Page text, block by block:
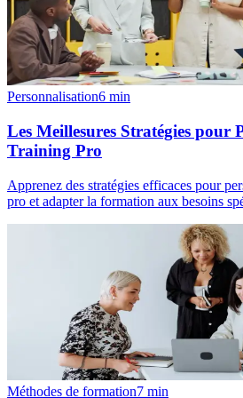
Personnalisation6 min
Les Meillesures Stratégies pour
Training Pro
Apprenez des stratégies efficaces pour
pro et adapter la formation aux besoins
Méthodes de formation7 min